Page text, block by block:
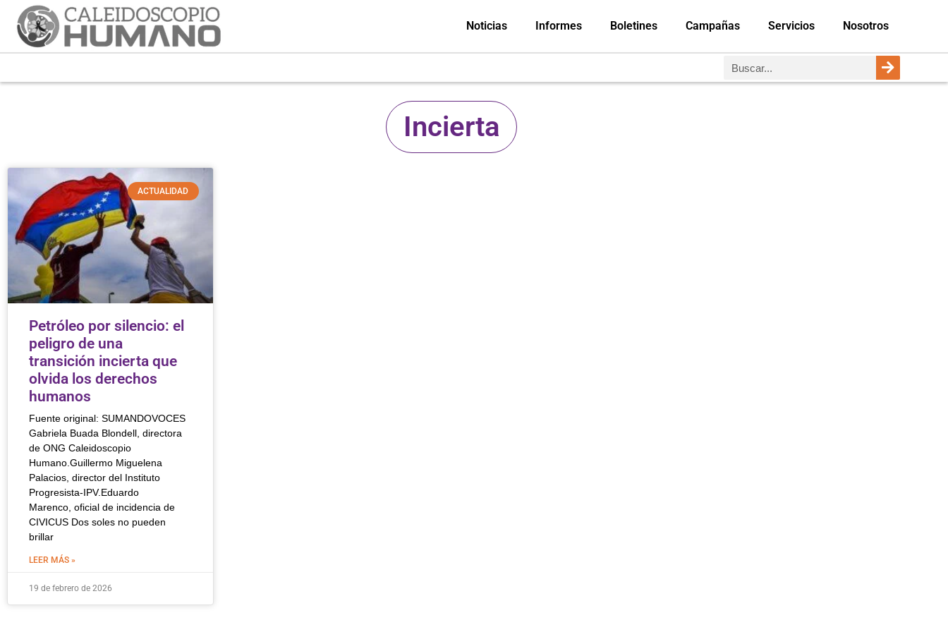
Noticias Informes Boletines Campañas Servicios Nosotros
Incierta
ACTUALIDAD
Petróleo por silencio: el
peligro de una
transición incierta que
olvida los derechos
humanos
Fuente original: SUMANDOVOCES
Gabriela Buada Blondell, directora
de ONG Caleidoscopio
Humano.Guillermo Miguelena
Palacios, director del Instituto
Progresista-IPV.Eduardo
Marenco, oficial de incidencia de
CIVICUS Dos soles no pueden
brillar
LEER MÁS »
19 de febrero de 2026